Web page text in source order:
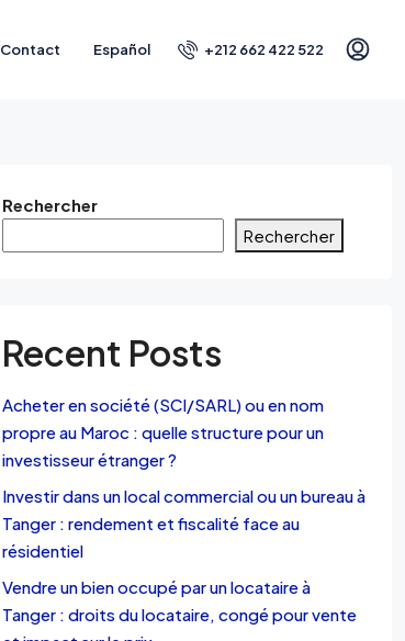
Contact Español +212 662 422 522
Rechercher
Rechercher
Recent Posts
Acheter en société (SCI/SARL) ou en nom
propre au Maroc : quelle structure pour un
investisseur étranger ?
Investir dans un local commercial ou un bureau à
Tanger : rendement et fiscalité face au
résidentiel
Vendre un bien occupé par un locataire à
Tanger : droits du locataire, congé pour vente